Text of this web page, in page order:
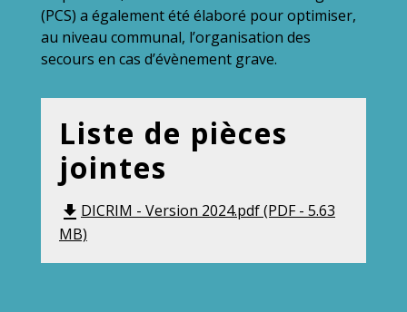
(PCS) a également été élaboré pour optimiser,
au niveau communal, l’organisation des
secours en cas d’évènement grave.
Liste de pièces
jointes
file_download DICRIM - Version 2024.pdf (PDF - 5.63
MB)